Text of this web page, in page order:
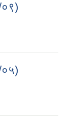
०९)
०५)